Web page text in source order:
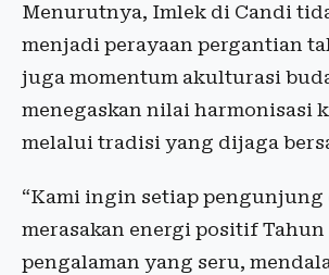
Menurutnya, Imlek di Candi
menjadi perayaan pergantian
juga momentum akulturasi
menegaskan nilai harmonisasi
melalui tradisi yang dijaga
“Kami ingin setiap pengunjung
merasakan energi positif
pengalaman yang seru,